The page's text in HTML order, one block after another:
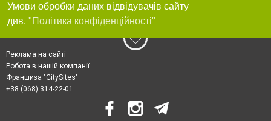
Умови обробки даних відвідувачів сайту
див. "Політика конфіденційності"
Реклама на сайті
Робота в нашій компанії
Франшиза "CitySites"
+38 (068) 314-22-01